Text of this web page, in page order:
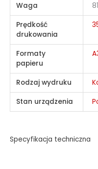
Waga
Prędkość
drukowania
Formaty
papieru
Rodzaj wydruku
Stan urządzenia
Specyfikacja techniczna